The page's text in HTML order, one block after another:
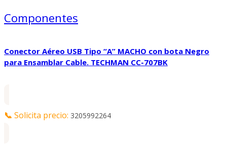
Componentes
Conector Aéreo USB Tipo “A” MACHO con bota Negro
para Ensamblar Cable. TECHMAN CC-707BK
📞 Solicita precio: 3205992264